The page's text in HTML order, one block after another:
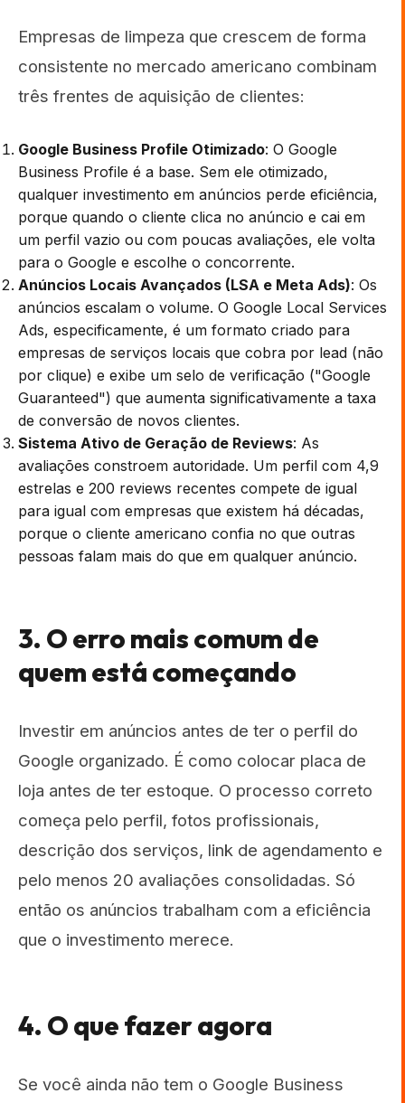
Empresas de limpeza que crescem de forma
consistente no mercado americano combinam
três frentes de aquisição de clientes:
Google Business Profile Otimizado: O Google
Business Profile é a base. Sem ele otimizado,
qualquer investimento em anúncios perde eficiência,
porque quando o cliente clica no anúncio e cai em
um perfil vazio ou com poucas avaliações, ele volta
para o Google e escolhe o concorrente.
Anúncios Locais Avançados (LSA e Meta Ads): Os
anúncios escalam o volume. O Google Local Services
Ads, especificamente, é um formato criado para
empresas de serviços locais que cobra por lead (não
por clique) e exibe um selo de verificação ("Google
Guaranteed") que aumenta significativamente a taxa
de conversão de novos clientes.
Sistema Ativo de Geração de Reviews: As
avaliações constroem autoridade. Um perfil com 4,9
estrelas e 200 reviews recentes compete de igual
para igual com empresas que existem há décadas,
porque o cliente americano confia no que outras
pessoas falam mais do que em qualquer anúncio.
3. O erro mais comum de
quem está começando
Investir em anúncios antes de ter o perfil do
Google organizado. É como colocar placa de
loja antes de ter estoque. O processo correto
começa pelo perfil, fotos profissionais,
descrição dos serviços, link de agendamento e
pelo menos 20 avaliações consolidadas. Só
então os anúncios trabalham com a eficiência
que o investimento merece.
4. O que fazer agora
Se você ainda não tem o Google Business